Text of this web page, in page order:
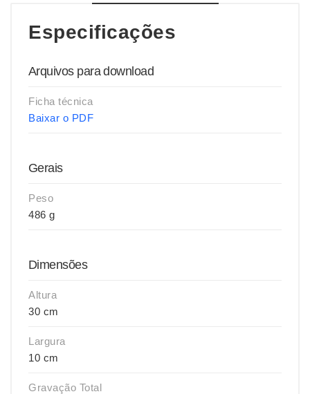
Especificações
Arquivos para download
Ficha técnica
Baixar o PDF
Gerais
Peso
486 g
Dimensões
Altura
30 cm
Largura
10 cm
Gravação Total